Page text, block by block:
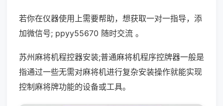
若你在仪器使用上需要帮助，想获取一对一指导，添
加微信号; ppyy55670 随时交流 。
苏州麻将机程控器安装;普通麻将机程序控牌器一般是
指通过一些无需对麻将机进行复杂安装操作就能实现
控制麻将牌功能的设备或工具。